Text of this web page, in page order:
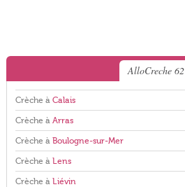
AlloCreche 62
Crèche à Calais
Crèche à Arras
Crèche à Boulogne-sur-Mer
Crèche à Lens
Crèche à Liévin